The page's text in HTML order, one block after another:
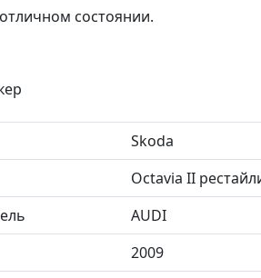
состоянии.
Skoda
Octavia II
AUDI
2009